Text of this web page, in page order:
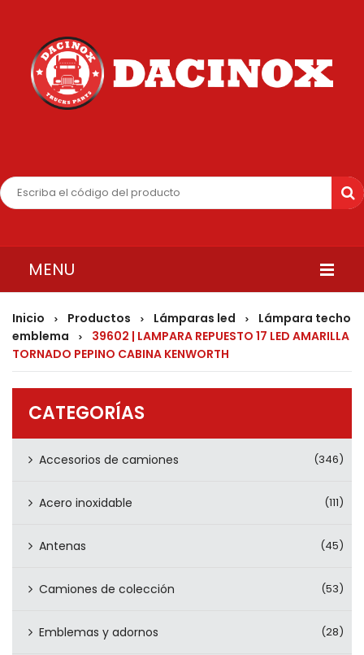
MENU
INICIO
QUIENES SOMOS
PRODUCTOS
CONTÁCTENOS
Inicio > Productos > Lámparas led >
Lámpara techo
emblema
>
39602 | LAMPARA REPUESTO 17 LED AMARILLA
TORNADO PEPINO CABINA KENWORTH
CATEGORÍAS
Accesorios de camiones (346)
Acero inoxidable (111)
Antenas (45)
Camiones de colección (53)
Emblemas y adornos (28)